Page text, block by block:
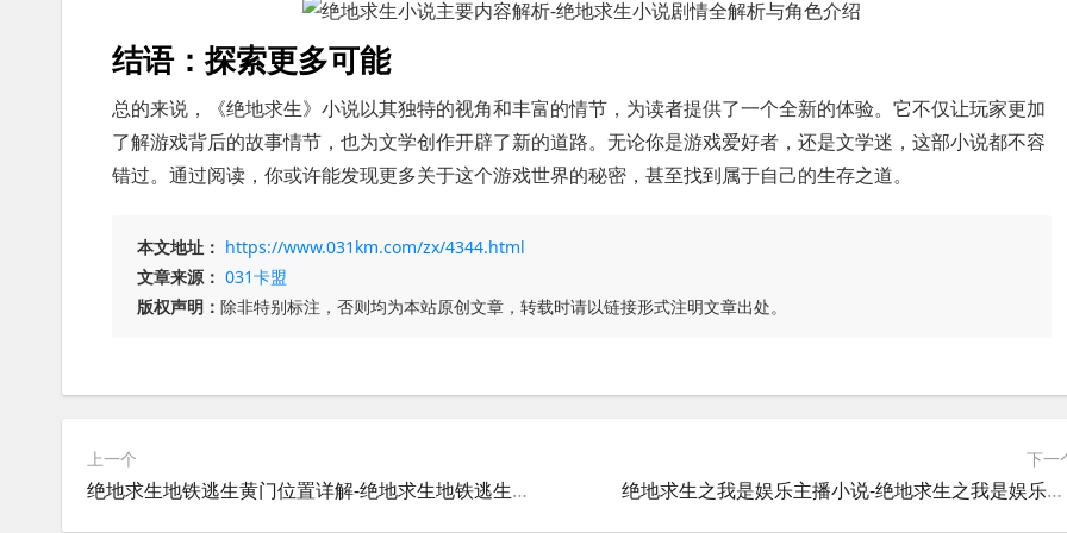
结语：探索更多可能
总的来说，《绝地求生》小说以其独特的视角和丰富的情节，为读者提供了一个全新的体验。它不仅让玩家更加
了解游戏背后的故事情节，也为文学创作开辟了新的道路。无论你是游戏爱好者，还是文学迷，这部小说都不容
错过。通过阅读，你或许能发现更多关于这个游戏世界的秘密，甚至找到属于自己的生存之道。
本文地址： https://www.031km.com/zx/4344.html
文章来源： 031卡盟
版权声明： 除非特别标注，否则均为本站原创文章，转载时请以链接形式注明文章出处。
上一个
绝地求生地铁逃生黄门位置详解-绝地求生地铁逃生黄门在哪里找到
下一
绝地求生之我是娱乐主播小说-绝地求生之我是娱乐主播小说剧情解析与推荐